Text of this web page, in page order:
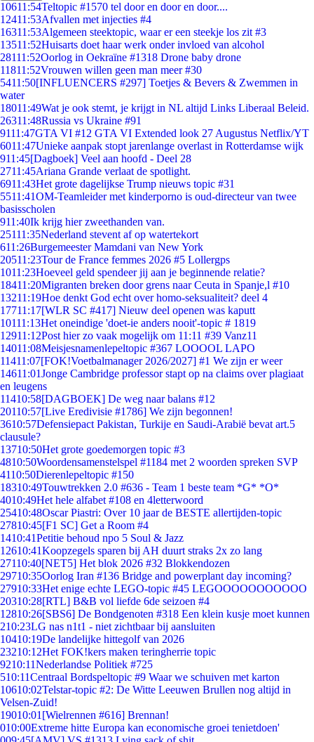
10611:54Teltopic #1570 tel door en door en door....
12411:53Afvallen met injecties #4
16311:53Algemeen steektopic, waar er een steekje los zit #3
13511:52Huisarts doet haar werk onder invloed van alcohol
28111:52Oorlog in Oekraïne #1318 Drone baby drone
11811:52Vrouwen willen geen man meer #30
5411:50[INFLUENCERS #297] Toetjes & Bevers & Zwemmen in
water
18011:49Wat je ook stemt, je krijgt in NL altijd Links Liberaal Beleid.
26311:48Russia vs Ukraine #91
9111:47GTA VI #12 GTA VI Extended look 27 Augustus Netflix/YT
6011:47Unieke aanpak stopt jarenlange overlast in Rotterdamse wijk
911:45[Dagboek] Veel aan hoofd - Deel 28
2711:45Ariana Grande verlaat de spotlight.
6911:43Het grote dagelijkse Trump nieuws topic #31
5511:41OM-Teamleider met kinderporno is oud-directeur van twee
basisscholen
911:40Ik krijg hier zweethanden van.
25111:35Nederland stevent af op watertekort
611:26Burgemeester Mamdani van New York
20511:23Tour de France femmes 2026 #5 Lollergps
1011:23Hoeveel geld spendeer jij aan je beginnende relatie?
18411:20Migranten breken door grens naar Ceuta in Spanje,l #10
13211:19Hoe denkt God echt over homo-seksualiteit? deel 4
17711:17[WLR SC #417] Nieuw deel openen was kaputt
10111:13Het oneindige 'doet-ie anders nooit'-topic # 1819
12911:12Post hier zo vaak mogelijk om 11:11 #39 Vanz11
14011:08Meisjesnamenlepeltopic #367 LOOOOL LAPO
11411:07[FOK!Voetbalmanager 2026/2027] #1 We zijn er weer
14611:01Jonge Cambridge professor stapt op na claims over plagiaat
en leugens
11410:58[DAGBOEK] De weg naar balans #12
20110:57[Live Eredivisie #1786] We zijn begonnen!
3610:57Defensiepact Pakistan, Turkije en Saudi-Arabië bevat art.5
clausule?
13710:50Het grote goedemorgen topic #3
4810:50Woordensamenstelspel #1184 met 2 woorden spreken SVP
4110:50Dierenlepeltopic #150
18310:49Touwtrekken 2.0 #636 - Team 1 beste team *G* *O*
4010:49Het hele alfabet #108 en 4letterwoord
25410:48Oscar Piastri: Over 10 jaar de BESTE allertijden-topic
27810:45[F1 SC] Get a Room #4
1410:41Petitie behoud npo 5 Soul & Jazz
12610:41Koopzegels sparen bij AH duurt straks 2x zo lang
27110:40[NET5] Het blok 2026 #32 Blokkendozen
29710:35Oorlog Iran #136 Bridge and powerplant day incoming?
27910:33Het enige echte LEGO-topic #45 LEGOOOOOOOOOOO
20310:28[RTL] B&B vol liefde 6de seizoen #4
12810:26[SBS6] De Bondgenoten #318 Een klein kusje moet kunnen
210:23LG nas n1t1 - niet zichtbaar bij aansluiten
10410:19De landelijke hittegolf van 2026
23210:12Het FOK!kers maken teringherrie topic
9210:11Nederlandse Politiek #725
510:11Centraal Bordspeltopic #9 Waar we schuiven met karton
10610:02Telstar-topic #2: De Witte Leeuwen Brullen nog altijd in
Velsen-Zuid!
19010:01 [Wielrennen #616] Brennan!
010:00Extreme hitte Europa kan economische groei tenietdoen'